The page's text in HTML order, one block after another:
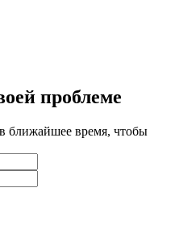
проблеме
ближайшее время, чтобы